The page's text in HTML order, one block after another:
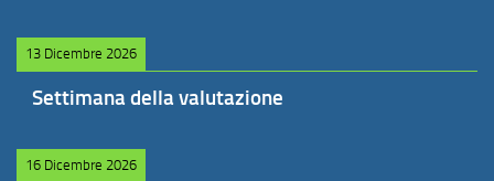
13 Dicembre 2026
Settimana della valutazione
16 Dicembre 2026